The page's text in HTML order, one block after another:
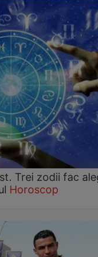
Trei zodii fac
Horoscop